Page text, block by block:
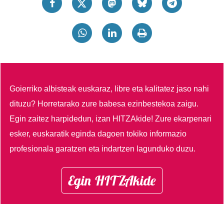
Goierriko albisteak euskaraz, libre eta kalitatez jaso nahi
dituzu? Horretarako zure babesa ezinbestekoa zaigu.
Egin zaitez harpidedun, izan HITZAkide!Zure ekarpenari
esker, euskaratik eginda dagoen tokiko informazio
profesionala garatzen eta indartzen lagunduko duzu.
Egin HITZAkide